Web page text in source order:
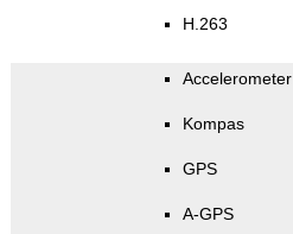
H.263
Accelerometer
Kompas
GPS
A-GPS